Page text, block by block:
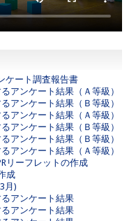
ケート調査報告書
アンケート結果（Ａ等級）
アンケート結果（Ｂ等級）
アンケート結果（Ａ等級）
アンケート結果（Ｂ等級）
アンケート結果（Ｂ等級）
アンケート結果（Ａ等級）
リーフレットの作成
成
月)
アンケート結果
アンケート結果